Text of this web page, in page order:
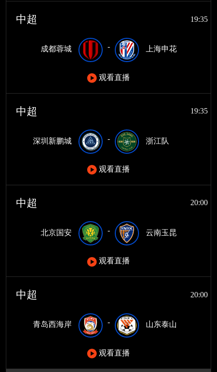
中超 19:35
成都蓉城 - 上海申花
观看直播
中超 19:35
深圳新鹏城 - 浙江队
观看直播
中超 20:00
北京国安 - 云南玉昆
观看直播
中超 20:00
青岛西海岸 - 山东泰山
观看直播